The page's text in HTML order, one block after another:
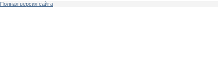
Полная версия сайта